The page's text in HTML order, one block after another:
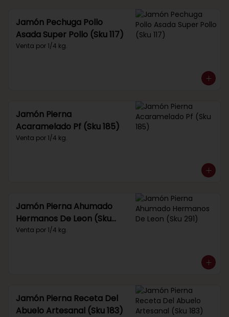
Jamón Pechuga Pollo
Asada Super Pollo (Sku 117)
Venta por 1/4 kg.
Jamón Pierna
Acaramelado Pf (Sku 185)
Venta por 1/4 kg.
Jamón Pierna Ahumado
Hermanos De Leon (Sku
291)
Venta por 1/4 kg.
Jamón Pierna Receta Del
Abuelo Artesanal (Sku 183)